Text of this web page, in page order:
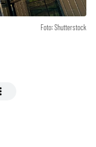
Foto: Shutterstock